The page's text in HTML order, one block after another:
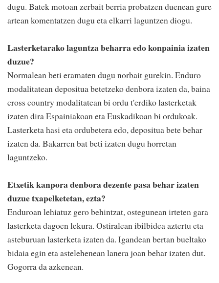
dugu. Batek motoan zerbait berria probatzen duenean gure
artean komentatzen dugu eta elkarri laguntzen diogu.
Lasterketarako laguntza beharra edo konpainia izaten
duzue?
Normalean beti eramaten dugu norbait gurekin. Enduro
modalitatean depositua betetzeko denbora izaten da, baina
cross country modalitatean bi ordu t'erdiko lasterketak
izaten dira Espainiakoan eta Euskadikoan bi ordukoak.
Lasterketa hasi eta ordubetera edo, depositua bete behar
izaten da. Bakarren bat beti izaten dugu horretan
laguntzeko.
Etxetik kanpora denbora dezente pasa behar izaten
duzue txapelketetan, ezta?
Enduroan lehiatuz gero behintzat, ostegunean irteten gara
lasterketa dagoen lekura. Ostiralean ibilbidea aztertu eta
asteburuan lasterketa izaten da. Igandean bertan bueltako
bidaia egin eta astelehenean lanera joan behar izaten dut.
Gogorra da azkenean.